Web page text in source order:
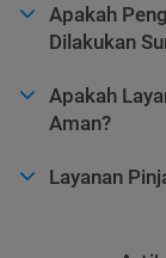
Apakah
Dilakukan
Apakah
Aman?
Layanan